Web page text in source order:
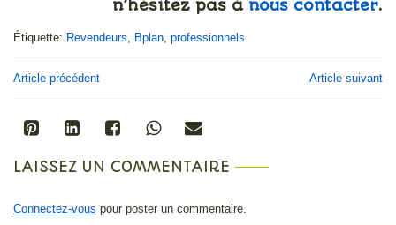
n’hésitez pas à nous contacter.
Étiquette: Revendeurs, Bplan, professionnels
Article précédent Article suivant
LAISSEZ UN COMMENTAIRE
Connectez-vous pour poster un commentaire.